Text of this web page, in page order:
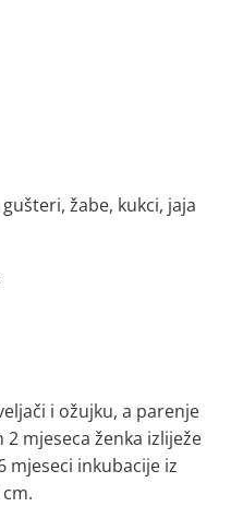
žabe, kukci, jaja
i ožujku, a parenje
mjeseca ženka izliježe
mjeseci inkubacije iz